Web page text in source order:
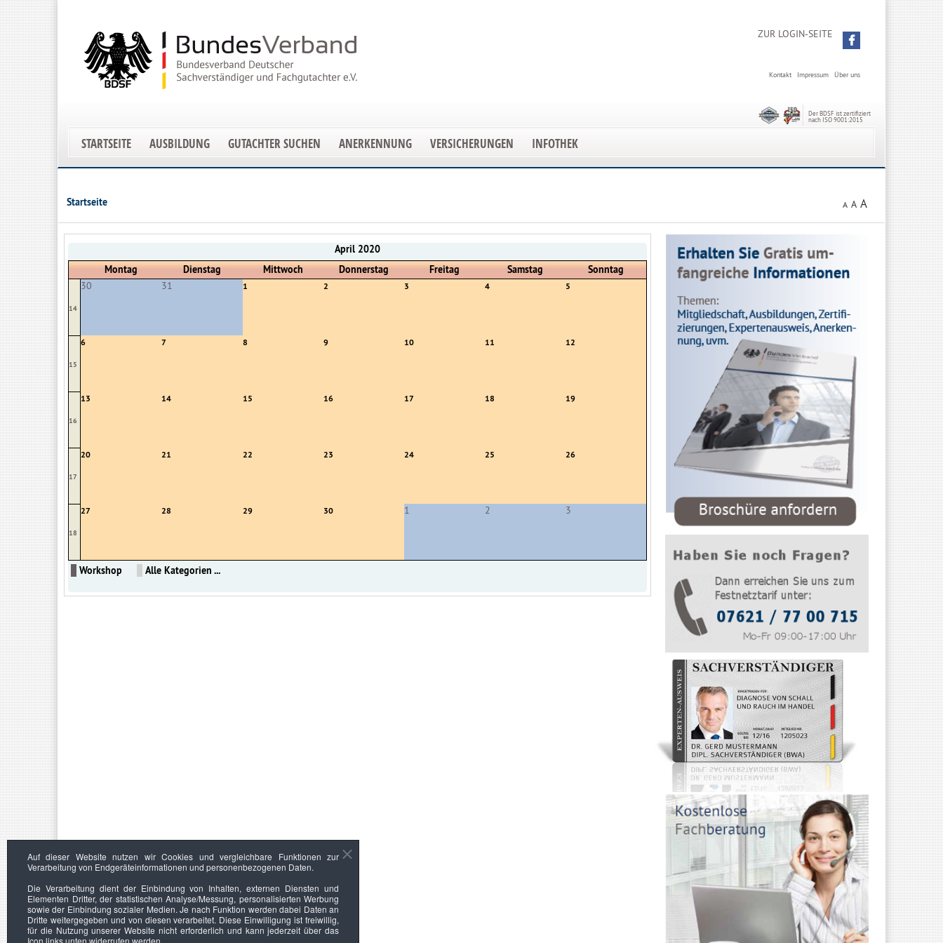
ZUR LOGIN-SEITE
Über uns
Impressum
Kontakt
Der BDSF ist zertifiziert
nach ISO 9001:2015
STARTSEITE AUSBILDUNG GUTACHTER SUCHEN ANERKENNUNG VERSICHERUNGEN INFOTHEK
Startseite A A A
April 2020
Montag
Dienstag Mittwoch Donnerstag Freitag Samstag Sonntag
14
30 31 1 2 3 4 5
15
6 7 8 9 10 11 12
16
13 14 15 16 17 18 19
17
20 21 22 23 24 25 26
18
27 28 29 30 1 2 3
Workshop Alle Kategorien ...
Auf dieser Website nutzen wir Cookies und vergleichbare Funktionen zur
Verarbeitung von Endgeräteinformationen und personenbezogenen Daten.
Die Verarbeitung dient der Einbindung von Inhalten, externen Diensten und
Elementen Dritter, der statistischen Analyse/Messung, personalisierten Werbung
sowie der Einbindung sozialer Medien. Je nach Funktion werden dabei Daten an
Dritte weitergegeben und von diesen verarbeitet. Diese Einwilligung ist freiwillig,
für die Nutzung unserer Website nicht erforderlich und kann jederzeit über das
Icon links unten widerrufen werden.